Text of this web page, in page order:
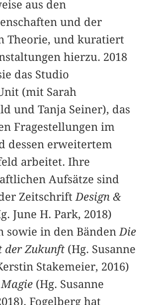
aus den
und der
Theorie, und kuratiert
hierzu. 2018
das Studio
(mit Sarah
und Tanja Seiner), das
Fragestellungen im
dessen erweitertem
arbeitet. Ihre
Aufsätze sind
ZeitschriftDesign &
June H. Park, 2018)
sowie in den BändenDie
der Zukunft (Hg. Susanne
Stakemeier, 2016)
(Hg. Susanne
Fogelberg hat